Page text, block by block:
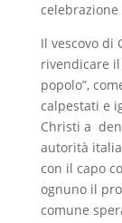
Il vescovo di
rivendicare
popolo”,
calpestati e
Christi a
autorità
con il capo
ognuno il
comune